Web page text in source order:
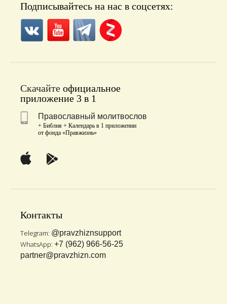
Подписывайтесь на нас в соцсетях:
Скачайте официальное
приложение 3 в 1
Православный молитвослов
+ Библия + Календарь в 1 приложении
от фонда «Правжизнь»
Контакты
Telegram: @pravzhiznsupport
WhatsApp: +7 (962) 966-56-25
partner@pravzhizn.com